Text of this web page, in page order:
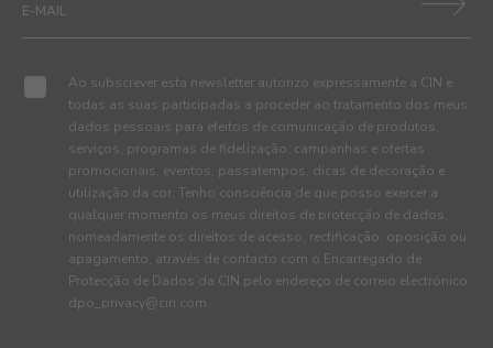
Ao subscrever esta newsletter autorizo expressamente a CIN e
todas as suas participadas a proceder ao tratamento dos meus
dados pessoais para efeitos de comunicação de produtos,
serviços, programas de fidelização, campanhas e ofertas
promocionais, eventos, passatempos, dicas de decoração e
utilização da cor. Tenho consciência de que posso exercer a
qualquer momento os meus direitos de protecção de dados,
nomeadamente os direitos de acesso, rectificação, oposição ou
apagamento, através de contacto com o Encarregado de
Protecção de Dados da CIN pelo endereço de correio electrónico
dpo_privacy@cin.com